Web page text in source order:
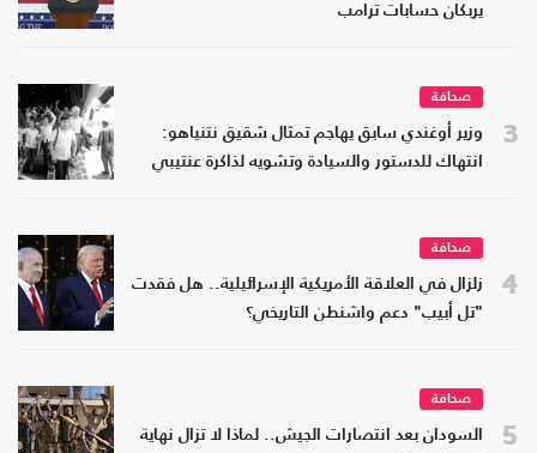
يربكان حسابات ترامب
3
صحافة
وزير أوغندي سابق يهاجم تمثال شقيق نتنياهو:
انتهاك للدستور والسيادة وتشويه لذاكرة عنتيبي
4
صحافة
زلزال في العلاقة الأمريكية الإسرائيلية.. هل فقدت
"تل أبيب" دعم واشنطن التاريخي؟
5
صحافة
السودان بعد انتصارات الجيش.. لماذا لا تزال نهاية